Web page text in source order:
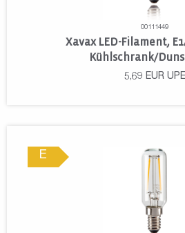
00111449
Xavax LED-Filament,
Kühlschrank/
5,69 EUR UPE
E